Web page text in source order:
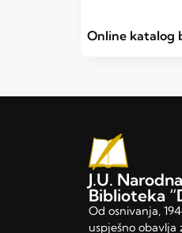
Online katalog
J.U.
Biblioteka
Od osnivanja,
uspješno obavlja